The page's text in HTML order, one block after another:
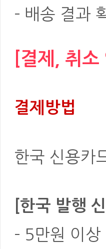
- 배송 결과
[결제, 취소
결제방법
한국 신용카
[한국 발행
- 5만원 이상